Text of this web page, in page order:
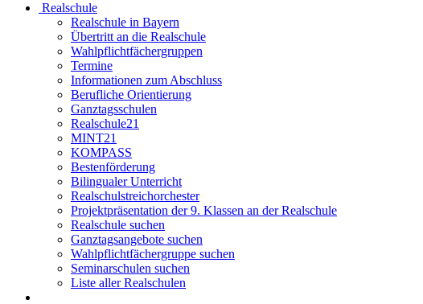
Realschule
Realschule in Bayern
Übertritt an die Realschule
Wahlpflichtfächergruppen
Termine
Informationen zum Abschluss
Berufliche Orientierung
Ganztagsschulen
Realschule21
MINT21
KOMPASS
Bestenförderung
Bilingualer Unterricht
Realschulstreichorchester
Projektpräsentation der 9. Klassen an der Realschule
Realschule suchen
Ganztagsangebote suchen
Wahlpflichtfächergruppe suchen
Seminarschulen suchen
Liste aller Realschulen